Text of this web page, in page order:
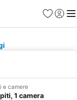
PreferitiAccedi
e camere
1 camera